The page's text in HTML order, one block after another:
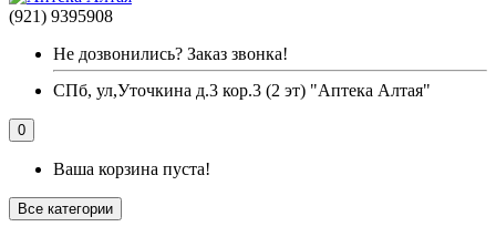
(921) 9395908
Не дозвонились? Заказ звонка!
СПб, ул,Уточкина д.3 кор.3 (2 эт) "Аптека Алтая"
0
Ваша корзина пуста!
Все категории